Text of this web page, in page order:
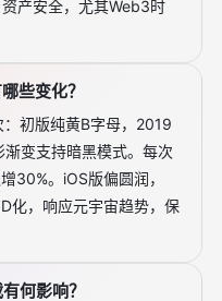
产安全，尤其Web3时
些变化？
初版纯黄B字母，2019
变支持暗黑模式。每次
30%。iOS版偏圆润，
化，响应元宇宙趋势，保
何影响？